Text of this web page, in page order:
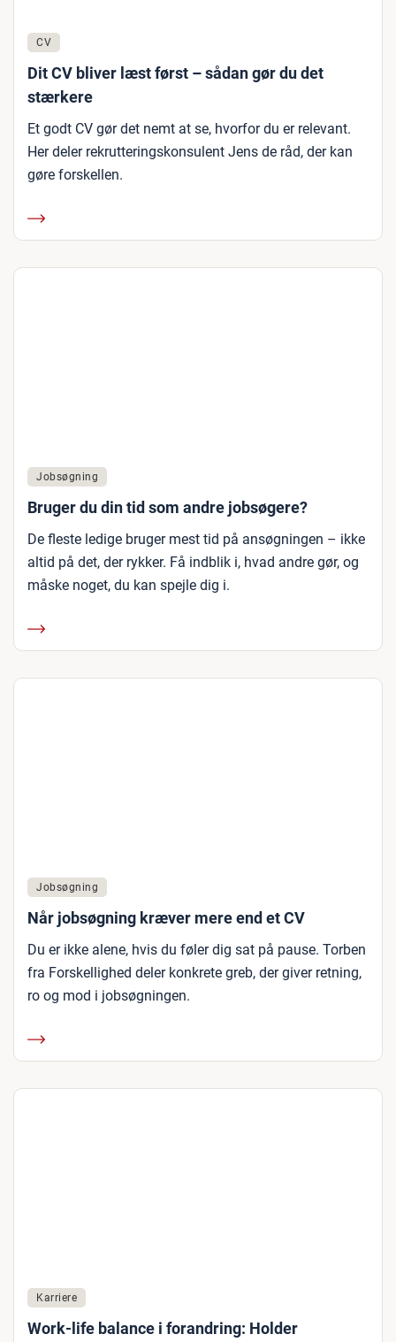
CV
Dit CV bliver læst først – sådan gør du det
stærkere
Et godt CV gør det nemt at se, hvorfor du er relevant.
Her deler rekrutteringskonsulent Jens de råd, der kan
gøre forskellen.
Jobsøgning
Bruger du din tid som andre jobsøgere?
De fleste ledige bruger mest tid på ansøgningen – ikke
altid på det, der rykker. Få indblik i, hvad andre gør, og
måske noget, du kan spejle dig i.
Jobsøgning
Når jobsøgning kræver mere end et CV
Du er ikke alene, hvis du føler dig sat på pause. Torben
fra Forskellighed deler konkrete greb, der giver retning,
ro og mod i jobsøgningen.
Karriere
Work-life balance i forandring: Holder